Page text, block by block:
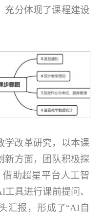
充分体现了课程建设
学改革研究，以本课
新方面，团队积极探
助超星平台人工智
具进行课前提问、
汇报，形成了“AI自